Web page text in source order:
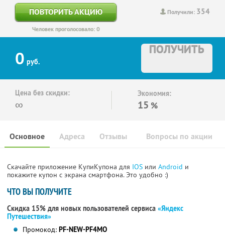
Получили: 354
ПОВТОРИТЬ АКЦИЮ
Человек проголосовало: 0
0 руб.
ПОЛУЧИТЬ
Цена без скидки:
∞
Экономия:
15 %
Основное Отзывы Вопросы по акции
Адреса
Скачайте приложение КупиКупона для IOS или Android и
покажите купон с экрана смартфона. Это удобно :)
ЧТО ВЫ ПОЛУЧИТЕ
Скидка 15% для новых пользователей сервиса «Яндекс
Путешествия»
Промокод: PF-NEW-PF4MO